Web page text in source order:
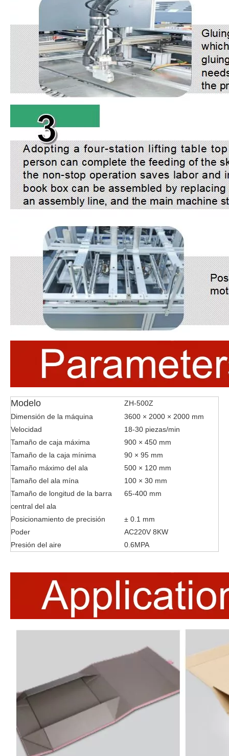
Modelo
ZH-500Z
Dimensión de la máquina
3600 × 2000 × 2000 mm
Velocidad
18-30 piezas/min
Tamaño de caja máxima
900 × 450 mm
Tamaño de la caja mínima
90 × 95 mm
Tamaño máximo del ala
500 × 120 mm
Tamaño del ala mína
100 × 30 mm
Tamaño de longitud de la barra
central del ala
65-400 mm
Posicionamiento de precisión
± 0.1 mm
Poder
AC220V 8KW
Presión del aire
0.6MPA